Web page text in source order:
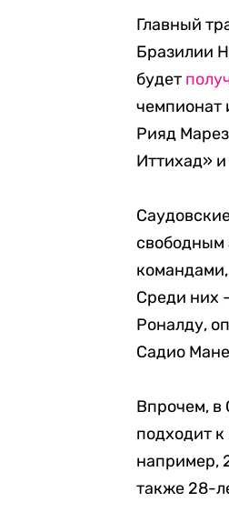
Главный
Бразилии
будет
чемпионат
Рияд
Иттихад»
свободным
Среди них
Роналду,
Садио
Впрочем, в
подходит
например,
также 28-